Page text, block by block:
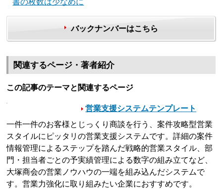
バックナンバーはこちら
関連するページ・著者紹介
この記事のテーマと関連するページ
営業支援システムテンプレート
一件一件のお客様とじっくり商談を行う、案件攻略型営業
スタイルにピッタリの営業支援システムです。詳細の案件
情報管理によるステップを踏んだ戦略的営業スタイル、部
門・担当者ごとの予実績管理による数字の組み立てなど、
大塚商会の営業ノウハウの一端を組み込んだシステムで
す。営業力強化に取り組みたい企業におすすめです。